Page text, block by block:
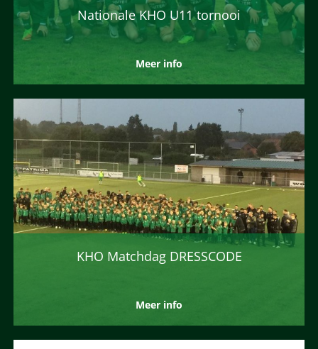
Nationale KHO U11 tornooi
Meer info
KHO Matchdag DRESSCODE
Meer info